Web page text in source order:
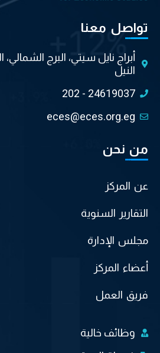
تواصل معنا
أبراج نايل سيتي، البرج
النيل
202 - 24619037
eces@eces.org.eg
من نحن
عن المركز
التقارير السنوية
مجلس الإدارة
أعضاء المركز
فريق العمل
وظائف خالية